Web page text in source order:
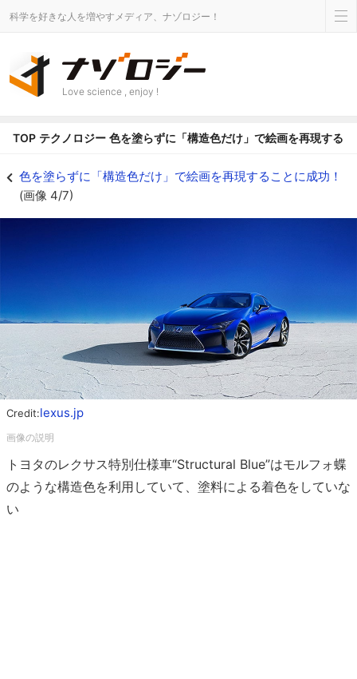
科学を好きな人を増やすメディア、ナゾロジー！
Love science , enjoy !
TOP テクノロジー 色を塗らずに「構造色だけ」で絵画を再現する
色を塗らずに「構造色だけ」で絵画を再現することに成功！
(画像 4/7)
Credit:lexus.jp
トヨタのレクサス特別仕様車“Structural Blue”はモルフォ蝶
のような構造色を利用していて、塗料による着色をしていな
い